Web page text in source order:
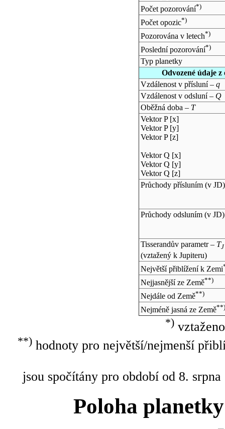
Počet pozorování*)
Počet opozic*)
Pozorována v letech*)
Poslední pozorování*)
Typ planetky
Odvozené údaje
Vzdálenost v přísluní – q
Vzdálenost v odsluní – Q
Oběžná doba – T
Vektor P [x]
Vektor P [y]
Vektor P [z]
Vektor Q [x]
Vektor Q [y]
Vektor Q [z]
Průchody přísluním (v JD)
Průchody odsluním (v JD)
Tisserandův parametr – TJ
(vztažený k Jupiteru)
Největší přiblížení k Zemi
Nejjasnější ze Země**)
Nejdále od Země**)
Nejméně jasná ze Země**)
*)
**)hodnoty pro největší/nejmenší
jsou spočítány pro období od 8.
Poloha